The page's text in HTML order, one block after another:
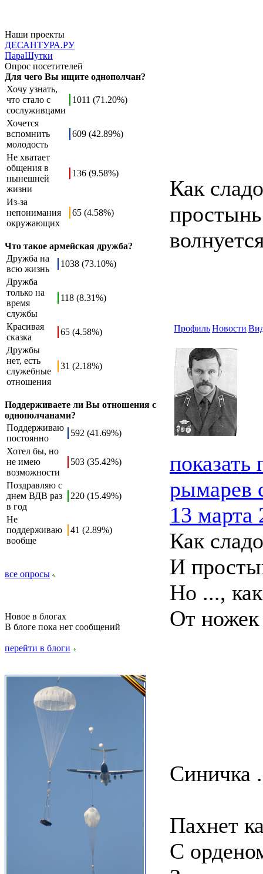
Наши проекты
ДЕСАНТУРА.РУ
ПараШутки
Опрос посетителей
Для чего Вы ищите однополчан?
Хочу узнать,
что стало с
сослуживцами
1011 (71.20%)
Хочется
вспомнить
молодость
609 (42.89%)
Не хватает
общения в
нынешней
жизни
136 (9.58%)
Из-за
непонимания
окружающих
65 (4.58%)
Что такое армейская дружба?
Дружба на
всю жизнь
1038 (73.10%)
Дружба
только на
время
службы
118 (8.31%)
Красивая
сказка
65 (4.58%)
Дружбы
нет, есть
служебные
отношения
31 (2.18%)
Поддерживаете ли Вы отношения с
однополчанами?
Поддерживаю
постоянно
592 (41.69%)
Хотел бы, но
не имею
возможности
503 (35.42%)
Поздравляю с
днем ВДВ раз
в год
220 (15.49%)
Не
поддерживаю
вообще
41 (2.89%)
все опросы
Новое в блогах
В блоге пока нет сообщений
перейти в блоги
Как
ПрофильНовости
рымарев
13 марта
Как
И
Но ...,
От
Синичка
Пахнет
С